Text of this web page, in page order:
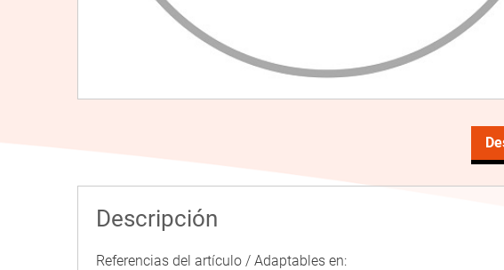
Descripción
Referencias del artículo / Adaptables en: